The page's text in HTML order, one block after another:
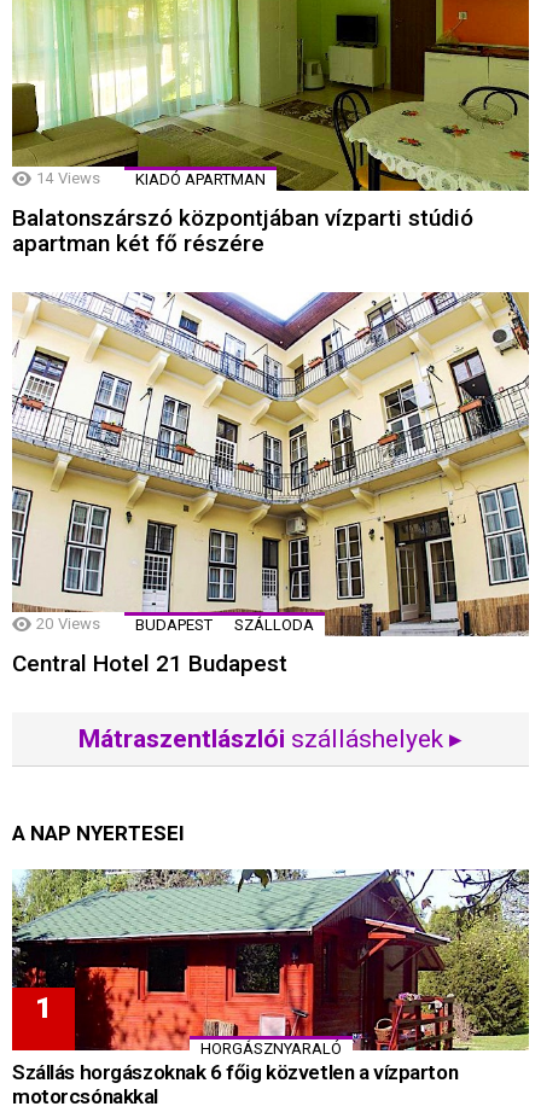
14 Views KIADÓ APARTMAN
Balatonszárszó központjában vízparti stúdió
apartman két fő részére
20 Views BUDAPEST SZÁLLODA
Central Hotel 21 Budapest
Mátraszentlászlói szálláshelyek ▸
A NAP NYERTESEI
HORGÁSZNYARALÓ
Szállás horgászoknak 6 főig közvetlen a vízparton
motorcsónakkal